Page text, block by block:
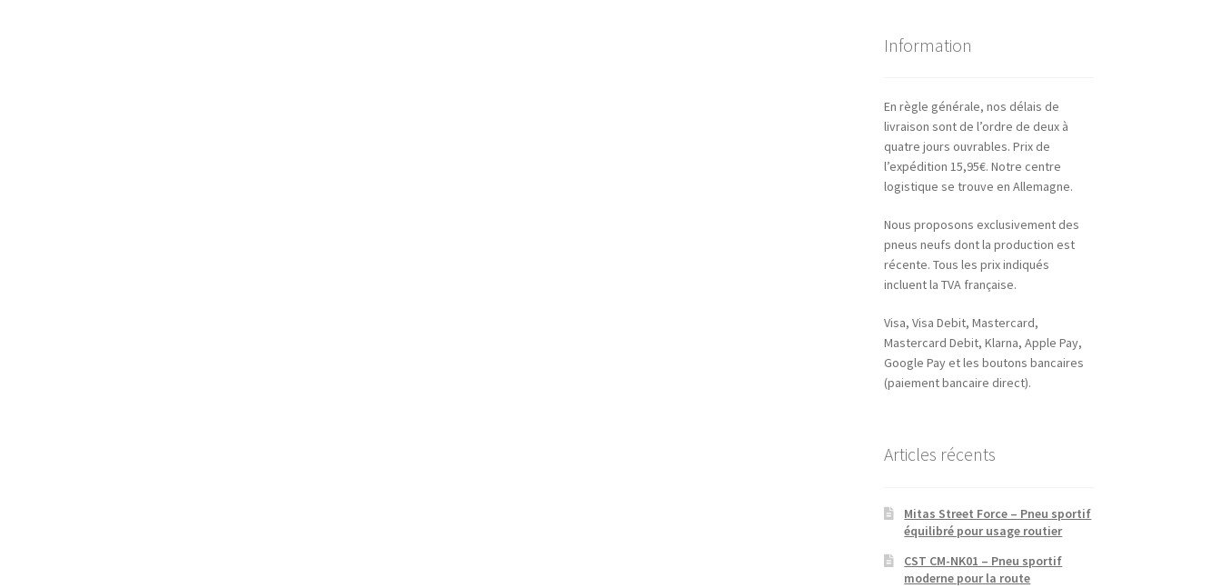
Information
En règle générale, nos délais de
livraison sont de l’ordre de deux à
quatre jours ouvrables. Prix de
l’expédition 15,95€. Notre centre
logistique se trouve en Allemagne.
Nous proposons exclusivement des
pneus neufs dont la production est
récente. Tous les prix indiqués
incluent la TVA française.
Visa, Visa Debit, Mastercard,
Mastercard Debit, Klarna, Apple Pay,
Google Pay et les boutons bancaires
(paiement bancaire direct).
Articles récents
Mitas Street Force – Pneu sportif
équilibré pour usage routier
CST CM-NK01 – Pneu sportif
moderne pour la route